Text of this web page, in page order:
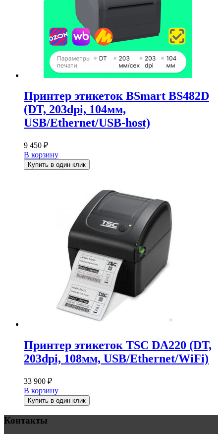
Принтер этикеток BSmart BS482D
(DT, 203dpi, 104мм,
USB/Ethernet/USB-host)
9 450 ₽
В корзину
Купить в один клик
Принтер этикеток TSC DA220 (DT,
203dpi, 108мм, USB/Ethernet/WiFi)
33 900 ₽
В корзину
Купить в один клик
Контакты